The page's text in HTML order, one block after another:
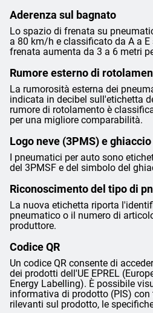
Aderenza sul bagnato
Lo spazio di frenata su
a 80 km/h e classificato da A a
frenata aumenta da 3 a 6 metri
Rumore esterno di
La rumorosità esterna dei
indicata in decibel sull'etichetta
rumore di rotolamento è
per una migliore comparabilità.
Logo neve (3PMS) e ghiaccio
I pneumatici per auto sono
del 3PMSF e del simbolo del
Riconoscimento del tipo di
La nuova etichetta riporta
pneumatico o il numero di
produttore.
Codice QR
Un codice QR consente di
dei prodotti dell'UE EPREL
Energy Labelling). È possibile
informativa di prodotto (PIS)
rilevanti sul prodotto, le